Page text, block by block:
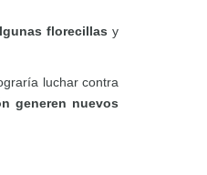
florecillas y
luchar contra
generen nuevos